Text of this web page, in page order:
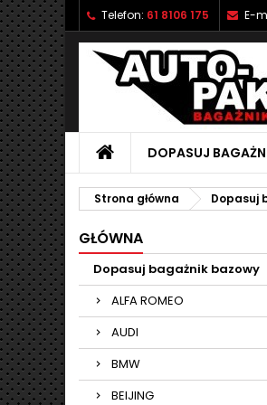
Telefon: 61 8106 175 E-
DOPASUJ
Strona główna Dopasuj
GŁÓWNA
Dopasuj bagażnik bazowy
ALFA ROMEO
AUDI
BMW
BEIJING